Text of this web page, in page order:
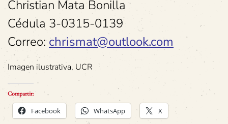
Christian Mata Bonilla
Cédula 3-0315-0139
Correo:chrismat@outlook.com
Imagen ilustrativa, UCR
Compartir:
Facebook WhatsApp X